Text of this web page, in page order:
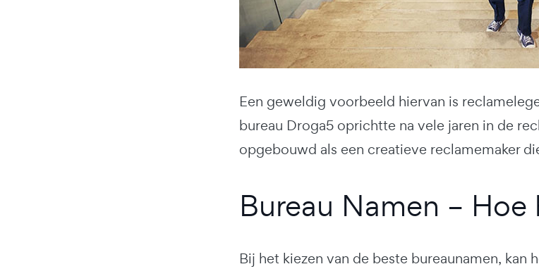
Een geweldig voorbeeld hiervan is
bureau Droga5 oprichtte na vele jaren in de
opgebouwd als een creatieve reclamemaker
Bureau Namen –
Bij het kiezen van de beste bureaunamen,